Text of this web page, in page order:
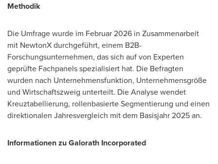
Methodik
Die Umfrage wurde im Februar 2026 in Zusammenarbeit
mit NewtonX durchgeführt, einem B2B-
Forschungsunternehmen, das sich auf von Experten
geprüfte Fachpanels spezialisiert hat. Die Befragten
wurden nach Unternehmensfunktion, Unternehmensgröße
und Wirtschaftszweig unterteilt. Die Analyse wendet
Kreuztabellierung, rollenbasierte Segmentierung und einen
direktionalen Jahresvergleich mit dem Basisjahr 2025 an.
Informationen zu Galorath Incorporated